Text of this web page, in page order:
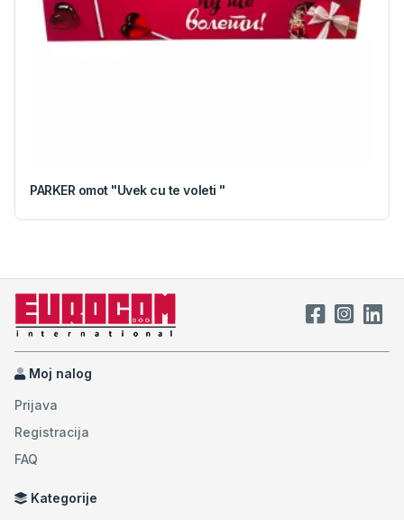
PARKER omot "Uvek cu te voleti "
Moj nalog
Prijava
Registracija
FAQ
Kategorije